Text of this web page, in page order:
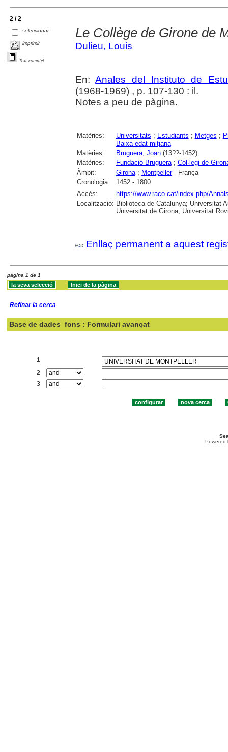
2 / 2
seleccionar
imprimir
Text complet
Le Collège de Girone de
Dulieu, Louis
En:Anales del Instituto de
(1968-1969) , p. 107-130 : il.
Notes a peu de pàgina.
Matèries: Universitats ; Estudiants ; Metges ;
Baixa edat mitjana
Matèries:
Bruguera, Joan(13??-1452)
Matèries:
Fundació Bruguera; Col·legi de
Àmbit:
Girona; Montpeller- França
Cronologia:
1452 - 1800
Accés:
https://www.raco.cat/index.php/
Localització: Biblioteca de Catalunya; Universitat
Universitat de Girona; Universitat
Enllaç permanent a aquest
pàgina 1 de 1
Refinar la cerca
Base de dades fons : Formulari avançat
1
2
3
Powered